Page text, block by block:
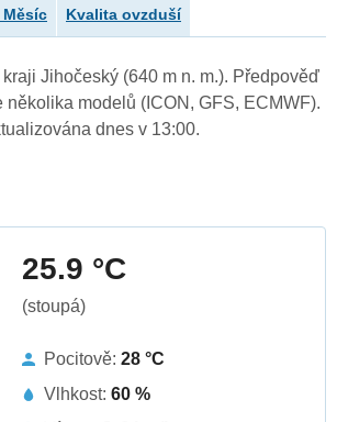
Měsíc Kvalita ovzduší
Jihočeský (640 m n. m.). Předpověď
několika modelů (ICON, GFS, ECMWF).
dnes v 13:00.
25.9 °C
(stoupá)
Pocitově: 28 °C
Vlhkost: 60 %